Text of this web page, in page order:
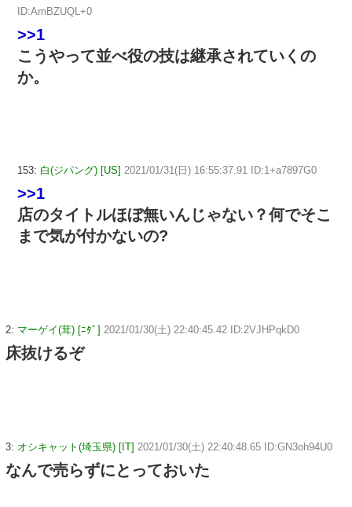
ID:AmBZUQL+0
>>1
こうやって並べ役の技は継承されていくの
か。
153: 白(ジパング) [US] 2021/01/31(日) 16:55:37.91 ID:1+a7897G0
>>1
店のタイトルほぼ無いんじゃない？何でそこ
まで気が付かないの?
2: マーゲイ(茸) [ﾆﾀﾞ] 2021/01/30(土) 22:40:45.42 ID:2VJHPqkD0
床抜けるぞ
3: オシキャット(埼玉県) [IT] 2021/01/30(土) 22:40:48.65 ID:GN3oh94U0
なんで売らずにとっておいた